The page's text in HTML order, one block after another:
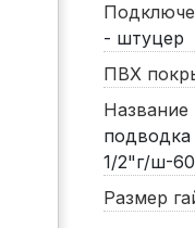
- штуцер
ПВХ
Название
1/2"г/ш-
Размер